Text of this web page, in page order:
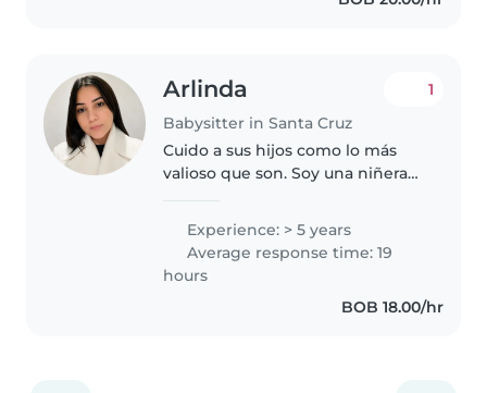
Arlinda
Babysitter in Santa Cruz
1
Cuido a sus hijos como lo más
valioso que son. Soy una niñera
cuidado a bebés, niños
pequeños y niños en edad
preescolar. Tengo experiencia en
caso de..
Experience: > 5 years
Average response time: 19
hours
BOB 18.00/hr